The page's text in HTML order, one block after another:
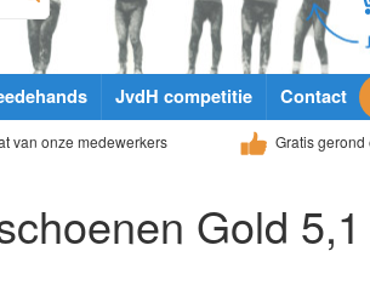
JvdH competitie Contact
van onze medewerkers Gratis
Gold